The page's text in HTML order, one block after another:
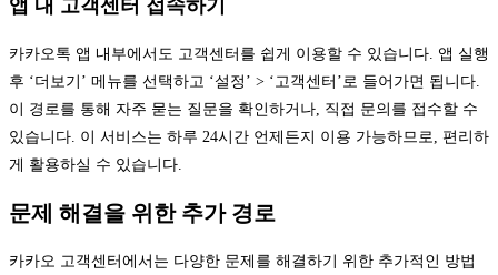
앱 내 고객센터 접속하기
카카오톡 앱 내부에서도 고객센터를 쉽게 이용할 수 있습니다. 앱 실행
후 ‘더보기’ 메뉴를 선택하고 ‘설정’ > ‘고객센터’로 들어가면 됩니다.
이 경로를 통해 자주 묻는 질문을 확인하거나, 직접 문의를 접수할 수
있습니다. 이 서비스는 하루 24시간 언제든지 이용 가능하므로, 편리하
게 활용하실 수 있습니다.
문제 해결을 위한 추가 경로
카카오 고객센터에서는 다양한 문제를 해결하기 위한 추가적인 방법